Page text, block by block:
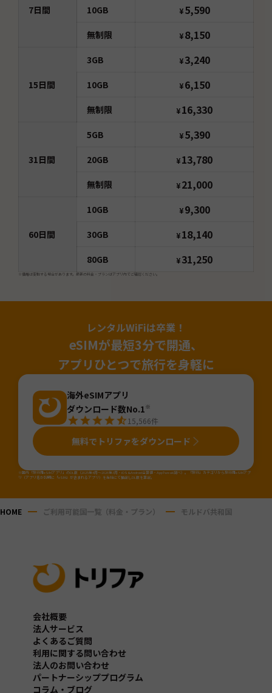
7日間 10GB ¥ 5,590
無制限 ¥ 8,150
15日間
3GB ¥ 3,240
10GB ¥ 6,150
無制限 ¥16,330
31日間
5GB ¥ 5,390
20GB ¥13,780
無制限 ¥21,000
60日間
10GB ¥ 9,300
30GB ¥18,140
80GB ¥31,250
※価格は変動する場合があります。最新の料金・プランはアプリ内でご確認ください。
レンタルWiFiは卒業！
eSIMが最短3分で開通、
アプリひとつで旅行を身軽に
海外eSIMアプリ
ダウンロード数No.1※
15,566件
無料でトリファをダウンロード
※国内「旅行用eSIMアプリ」のDL数（2025年4月～2026年3月・iOS&Android合算値・AppTweak調べ）。「旅行」カテゴリから旅行用eSIMアプ
リ（アプリ名か説明に「eSIM」が含まれるアプリ）を当社にて抽出しDL数を算出。
HOME ご利用可能国一覧（料金・プラン） モルドバ共和国
会社概要
法人サービス
よくあるご質問
利用に関する問い合わせ
法人のお問い合わせ
パートナーシッププログラム
コラム・ブログ